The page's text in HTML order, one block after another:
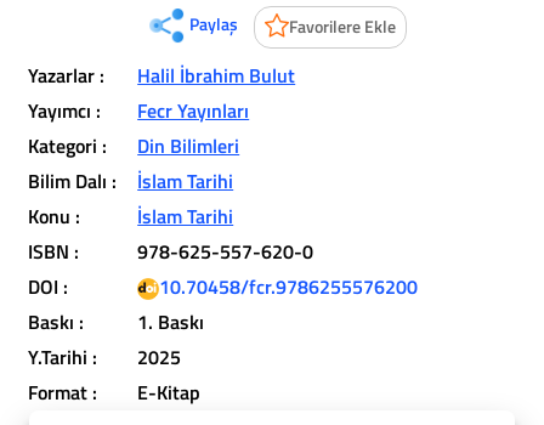
Paylaş Favorilere Ekle
Yazarlar :
Halil İbrahim Bulut
Yayımcı :
Fecr Yayınları
Kategori :
Din Bilimleri
Bilim Dalı :
İslam Tarihi
Konu :
İslam Tarihi
ISBN :
978-625-557-620-0
DOI :
10.70458/fcr.9786255576200
Baskı :
1. Baskı
Y.Tarihi :
2025
Format :
E-Kitap